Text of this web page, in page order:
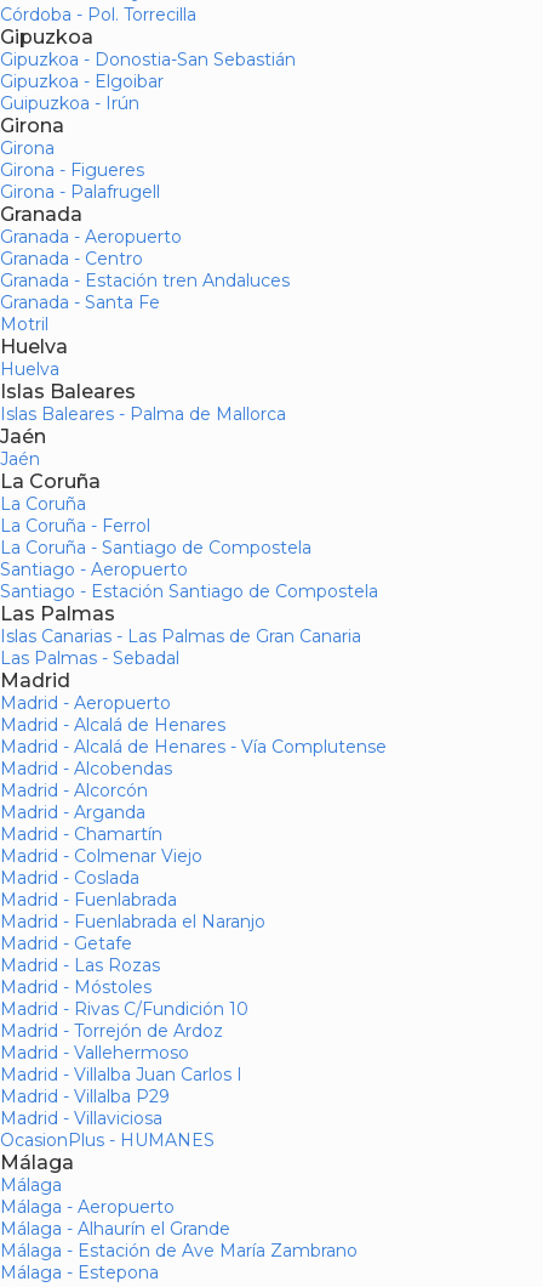
Córdoba - Pol. Torrecilla
Gipuzkoa
Gipuzkoa - Donostia-San Sebastián
Gipuzkoa - Elgoibar
Guipuzkoa - Irún
Girona
Girona
Girona - Figueres
Girona - Palafrugell
Granada
Granada - Aeropuerto
Granada - Centro
Granada - Estación tren Andaluces
Granada - Santa Fe
Motril
Huelva
Huelva
Islas Baleares
Islas Baleares - Palma de Mallorca
Jaén
Jaén
La Coruña
La Coruña
La Coruña - Ferrol
La Coruña - Santiago de Compostela
Santiago - Aeropuerto
Santiago - Estación Santiago de Compostela
Las Palmas
Islas Canarias - Las Palmas de Gran Canaria
Las Palmas - Sebadal
Madrid
Madrid - Aeropuerto
Madrid - Alcalá de Henares
Madrid - Alcalá de Henares - Vía Complutense
Madrid - Alcobendas
Madrid - Alcorcón
Madrid - Arganda
Madrid - Chamartín
Madrid - Colmenar Viejo
Madrid - Coslada
Madrid - Fuenlabrada
Madrid - Fuenlabrada el Naranjo
Madrid - Getafe
Madrid - Las Rozas
Madrid - Móstoles
Madrid - Rivas C/Fundición 10
Madrid - Torrejón de Ardoz
Madrid - Vallehermoso
Madrid - Villalba Juan Carlos I
Madrid - Villalba P29
Madrid - Villaviciosa
OcasionPlus - HUMANES
Málaga
Málaga
Málaga - Aeropuerto
Málaga - Alhaurín el Grande
Málaga - Estación de Ave María Zambrano
Málaga - Estepona